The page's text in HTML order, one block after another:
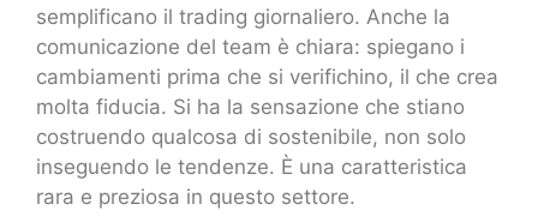
semplificano il trading giornaliero. Anche la
comunicazione del team è chiara: spiegano i
cambiamenti prima che si verifichino, il che crea
molta fiducia. Si ha la sensazione che stiano
costruendo qualcosa di sostenibile, non solo
inseguendo le tendenze. È una caratteristica
rara e preziosa in questo settore.